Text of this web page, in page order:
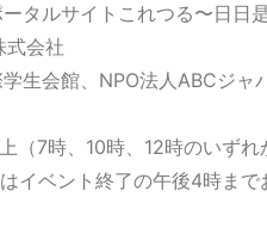
タルサイトこれつる〜日日
式会社
生会館、NPO法人ABCジャ
7時、10時、12時のいずれ
ベント終了の午後4時まで